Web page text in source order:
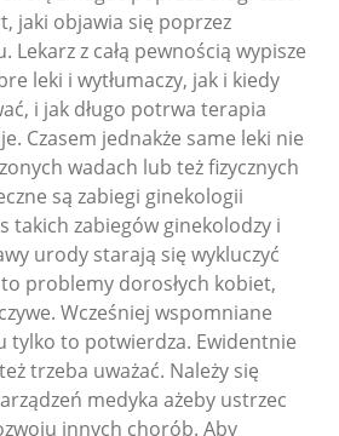
jaki objawia się poprzez
Lekarz z całą pewnością wypisze
leki i wytłumaczy, jak i kiedy
i jak długo potrwa terapia
Czasem jednakże same leki nie
wadach lub też fizycznych
są zabiegi ginekologii
takich zabiegów ginekolodzy i
urody starają się wykluczyć
to problemy dorosłych kobiet,
Wcześniej wspomniane
tylko to potwierdza. Ewidentnie
trzeba uważać. Należy się
medyka ażeby ustrzec
innych chorób. Aby